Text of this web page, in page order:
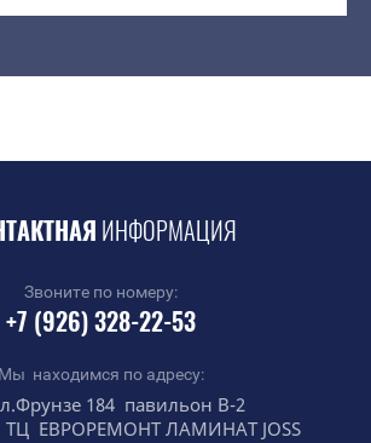
ИНФОРМАЦИЯ
Звоните по номеру:
+7 (926) 328-22-53
Мы находимся по адресу:
ул.Фрунзе 184 павильон В-2
ЛАМИНАТ JOSS